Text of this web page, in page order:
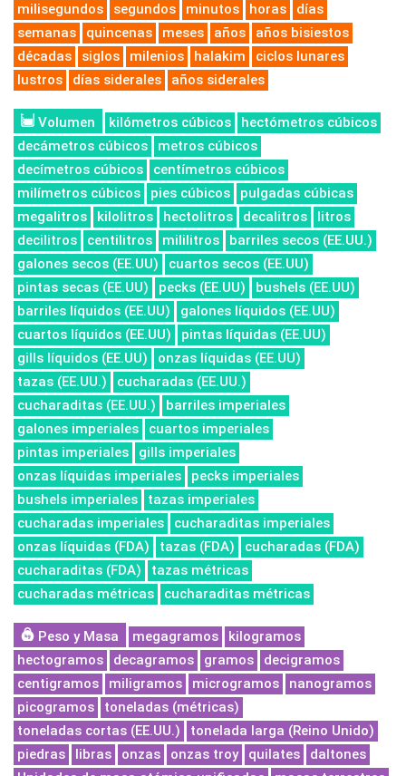
milisegundos
segundos minutos horas
días
semanas
quincenas meses años
años bisiestos
décadas
siglos milenios halakim
ciclos lunares
lustros
días siderales años siderales
Volumen kilómetros cúbicos
hectómetros cúbicos
decámetros cúbicos
metros cúbicos
decímetros cúbicos
centímetros cúbicos
milímetros cúbicos
pies cúbicos
pulgadas cúbicas
megalitros
kilolitros hectolitros decalitros
litros
decilitros
centilitros mililitros
barriles secos (EE.UU.)
galones secos (EE.UU)
cuartos secos (EE.UU)
pintas secas (EE.UU)
pecks (EE.UU)
bushels (EE.UU)
barriles líquidos (EE.UU)
galones líquidos (EE.UU)
cuartos líquidos (EE.UU)
pintas líquidas (EE.UU)
gills líquidos (EE.UU)
onzas líquidas (EE.UU)
tazas (EE.UU.)
cucharadas (EE.UU.)
cucharaditas (EE.UU.)
barriles imperiales
galones imperiales
cuartos imperiales
pintas imperiales
gills imperiales
onzas líquidas imperiales
pecks imperiales
bushels imperiales
tazas imperiales
cucharadas imperiales
cucharaditas imperiales
onzas líquidas (FDA)
tazas (FDA)
cucharadas (FDA)
cucharaditas (FDA)
tazas métricas
cucharadas métricas
cucharaditas métricas
Peso y Masa megagramos
kilogramos
hectogramos
decagramos gramos
decigramos
centigramos
miligramos microgramos
nanogramos
picogramos
toneladas (métricas)
toneladas cortas (EE.UU.)
tonelada larga (Reino Unido)
piedras
libras onzas onzas troy quilates
daltones